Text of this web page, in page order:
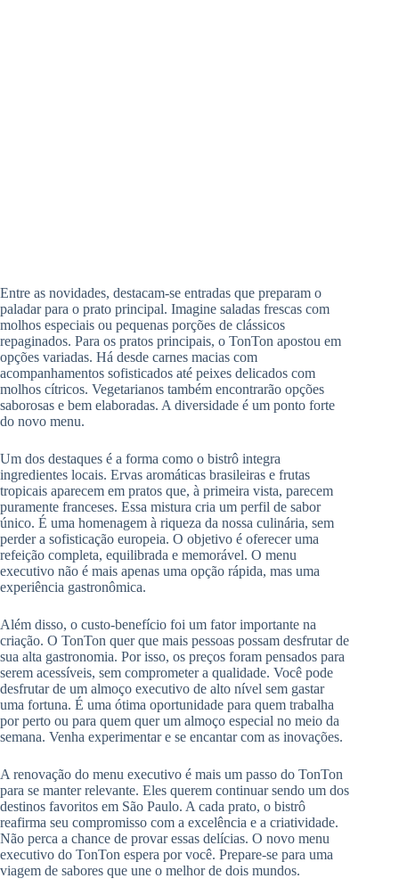
Entre as novidades, destacam-se entradas que preparam o
paladar para o prato principal. Imagine saladas frescas com
molhos especiais ou pequenas porções de clássicos
repaginados. Para os pratos principais, o TonTon apostou em
opções variadas. Há desde carnes macias com
acompanhamentos sofisticados até peixes delicados com
molhos cítricos. Vegetarianos também encontrarão opções
saborosas e bem elaboradas. A diversidade é um ponto forte
do novo menu.
Um dos destaques é a forma como o bistrô integra
ingredientes locais. Ervas aromáticas brasileiras e frutas
tropicais aparecem em pratos que, à primeira vista, parecem
puramente franceses. Essa mistura cria um perfil de sabor
único. É uma homenagem à riqueza da nossa culinária, sem
perder a sofisticação europeia. O objetivo é oferecer uma
refeição completa, equilibrada e memorável. O menu
executivo não é mais apenas uma opção rápida, mas uma
experiência gastronômica.
Além disso, o custo-benefício foi um fator importante na
criação. O TonTon quer que mais pessoas possam desfrutar de
sua alta gastronomia. Por isso, os preços foram pensados para
serem acessíveis, sem comprometer a qualidade. Você pode
desfrutar de um almoço executivo de alto nível sem gastar
uma fortuna. É uma ótima oportunidade para quem trabalha
por perto ou para quem quer um almoço especial no meio da
semana. Venha experimentar e se encantar com as inovações.
A renovação do menu executivo é mais um passo do TonTon
para se manter relevante. Eles querem continuar sendo um dos
destinos favoritos em São Paulo. A cada prato, o bistrô
reafirma seu compromisso com a excelência e a criatividade.
Não perca a chance de provar essas delícias. O novo menu
executivo do TonTon espera por você. Prepare-se para uma
viagem de sabores que une o melhor de dois mundos.